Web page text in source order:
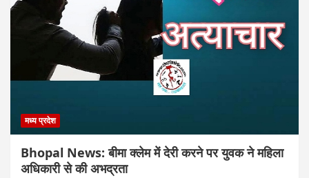
मध्य प्रदेश
Bhopal News: बीमा क्लेम में देरी करने पर युवक ने महिला
अधिकारी से की अभद्रता